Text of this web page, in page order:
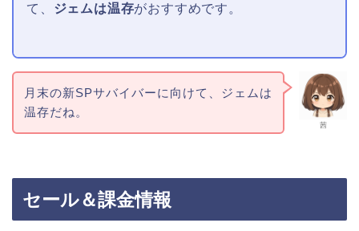
て、 ジェムは温存がおすすめです。
茜
月末の新SPサバイバーに向けて、ジェムは
温存だね。
セール＆課金情報